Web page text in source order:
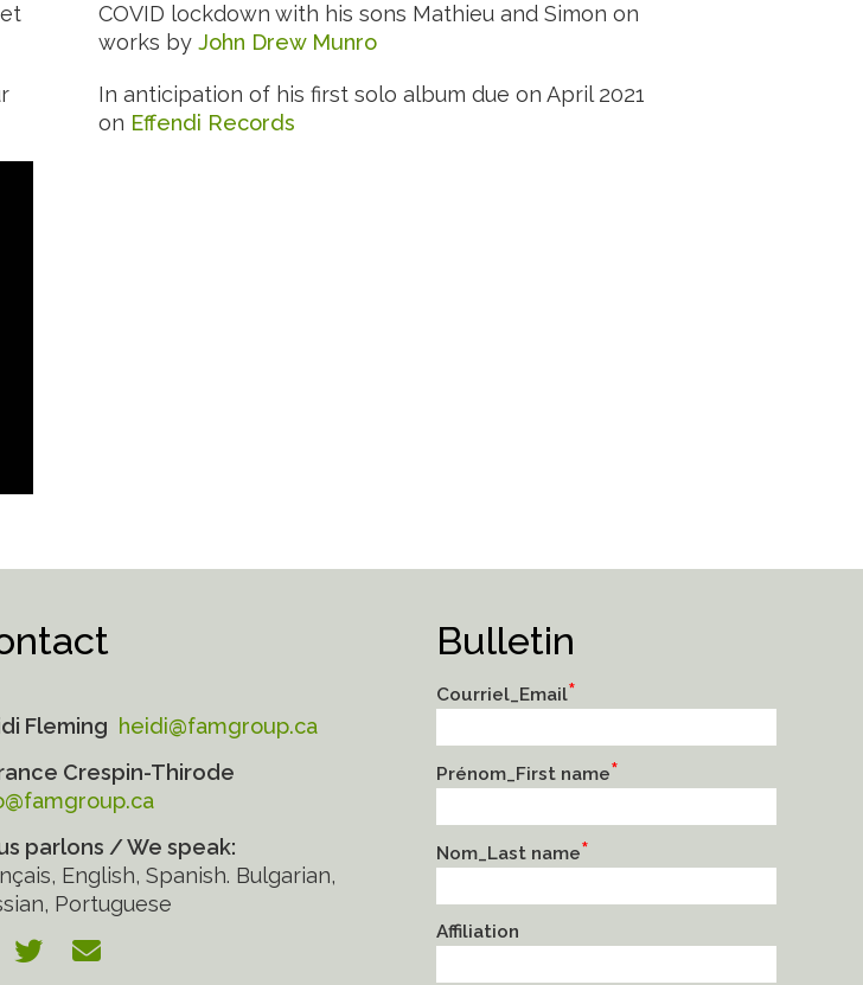
COVID lockdown with his sons Mathieu and Simon on
works byJohn Drew Munro
In anticipation of his first solo album due on April 2021
on Effendi Records
Fleming heidi@famgroup.ca
Crespin-Thirode
parlons / We speak:
English, Spanish. Bulgarian,
Portuguese
Bulletin
Courriel_Email*
Prénom_First name*
Nom_Last name*
Affiliation